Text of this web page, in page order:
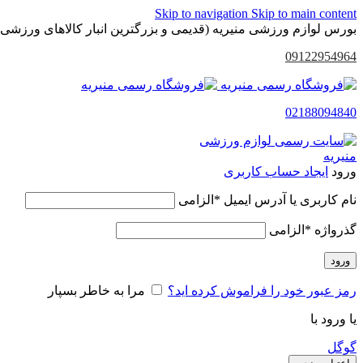
Skip to navigation Skip to main content
بورس لوازم ورزشی منیریه (قدیمی و بزرگترین انبار کالاهای ورزشی
09122954964
02188094840
ورود ایجاد حساب کاربری
نام کاربری یا آدرس ایمیل * الزامی
گذرواژه * الزامی
ورود
رمز عبور خود را فراموش کرده اید؟ مرا به خاطر بسپار
یا ورود با
گوگل